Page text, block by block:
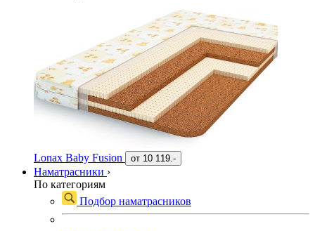
Lonax Baby Fusion от 10 119.-
Наматрасники ›
По категориям
Подбор наматрасников